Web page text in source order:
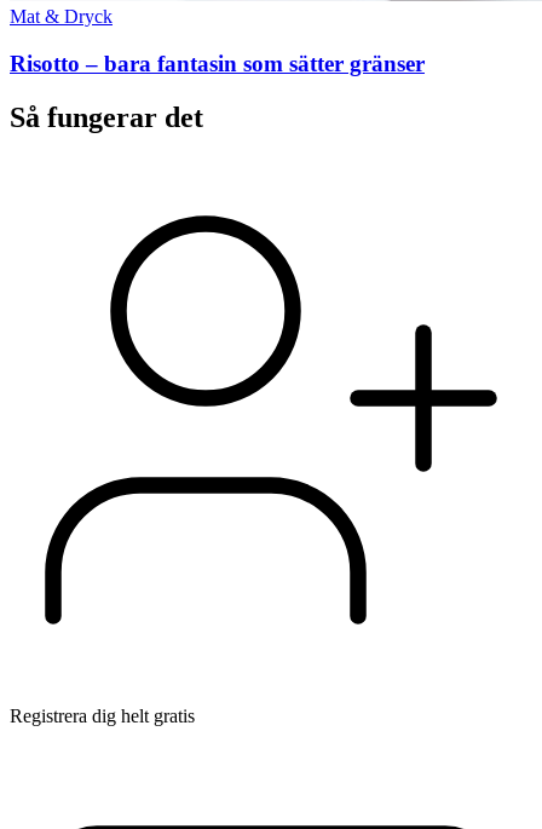
Mat & Dryck
Risotto – bara fantasin som sätter gränser
Så fungerar det
Registrera dig helt gratis